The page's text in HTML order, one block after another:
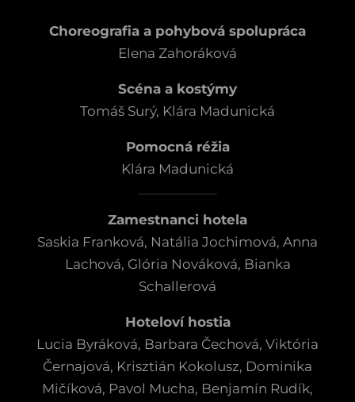
Choreografia a pohybová spolupráca
Elena Zahoráková
Scéna a kostýmy
Tomáš Surý, Klára Madunická
Pomocná réžia
Klára Madunická
Zamestnanci hotela
Saskia Franková, Natália Jochimová, Anna
Lachová, Glória Nováková, Bianka
Schallerová
Hoteloví hostia
Lucia Byráková, Barbara Čechová, Viktória
Černajová, Krisztián Kokolusz, Dominika
Mičíková, Pavol Mucha, Benjamín Rudík,